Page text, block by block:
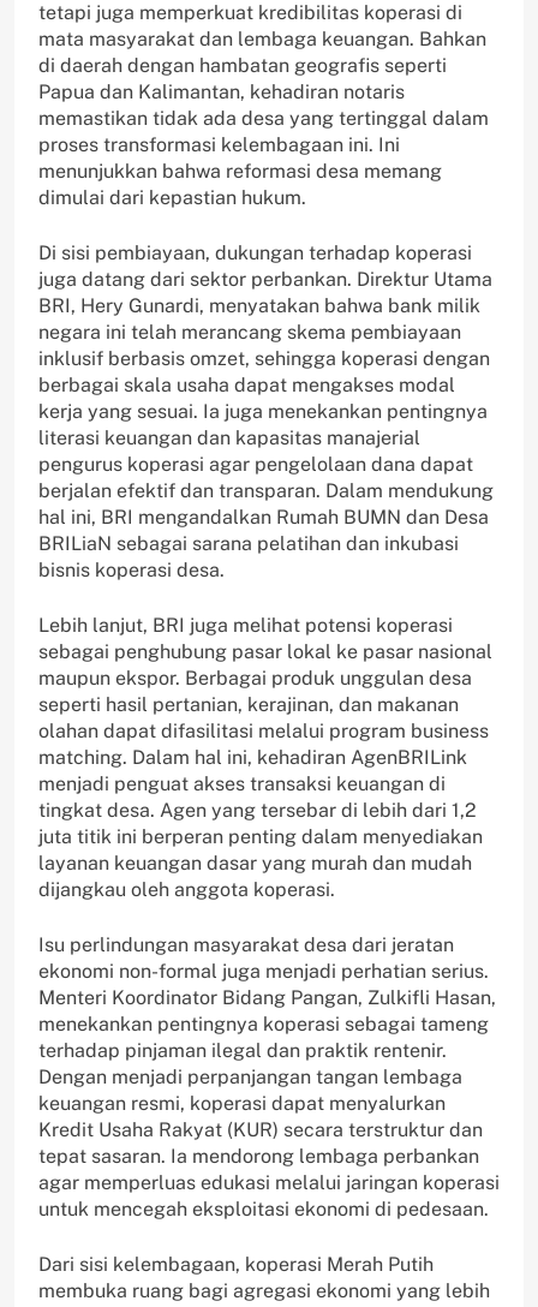
tetapi juga memperkuat kredibilitas koperasi di
mata masyarakat dan lembaga keuangan. Bahkan
di daerah dengan hambatan geografis seperti
Papua dan Kalimantan, kehadiran notaris
memastikan tidak ada desa yang tertinggal dalam
proses transformasi kelembagaan ini. Ini
menunjukkan bahwa reformasi desa memang
dimulai dari kepastian hukum.
Di sisi pembiayaan, dukungan terhadap koperasi
juga datang dari sektor perbankan. Direktur Utama
BRI, Hery Gunardi, menyatakan bahwa bank milik
negara ini telah merancang skema pembiayaan
inklusif berbasis omzet, sehingga koperasi dengan
berbagai skala usaha dapat mengakses modal
kerja yang sesuai. Ia juga menekankan pentingnya
literasi keuangan dan kapasitas manajerial
pengurus koperasi agar pengelolaan dana dapat
berjalan efektif dan transparan. Dalam mendukung
hal ini, BRI mengandalkan Rumah BUMN dan Desa
BRILiaN sebagai sarana pelatihan dan inkubasi
bisnis koperasi desa.
Lebih lanjut, BRI juga melihat potensi koperasi
sebagai penghubung pasar lokal ke pasar nasional
maupun ekspor. Berbagai produk unggulan desa
seperti hasil pertanian, kerajinan, dan makanan
olahan dapat difasilitasi melalui program business
matching. Dalam hal ini, kehadiran AgenBRILink
menjadi penguat akses transaksi keuangan di
tingkat desa. Agen yang tersebar di lebih dari 1,2
juta titik ini berperan penting dalam menyediakan
layanan keuangan dasar yang murah dan mudah
dijangkau oleh anggota koperasi.
Isu perlindungan masyarakat desa dari jeratan
ekonomi non-formal juga menjadi perhatian serius.
Menteri Koordinator Bidang Pangan, Zulkifli Hasan,
menekankan pentingnya koperasi sebagai tameng
terhadap pinjaman ilegal dan praktik rentenir.
Dengan menjadi perpanjangan tangan lembaga
keuangan resmi, koperasi dapat menyalurkan
Kredit Usaha Rakyat (KUR) secara terstruktur dan
tepat sasaran. Ia mendorong lembaga perbankan
agar memperluas edukasi melalui jaringan koperasi
untuk mencegah eksploitasi ekonomi di pedesaan.
Dari sisi kelembagaan, koperasi Merah Putih
membuka ruang bagi agregasi ekonomi yang lebih